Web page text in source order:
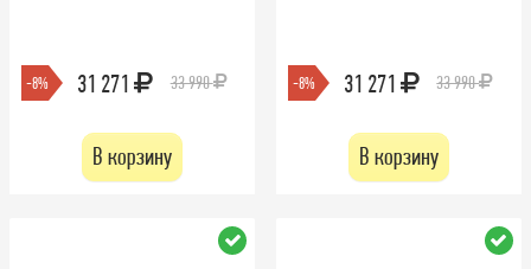
-8% 31 271 33 990
В корзину
-8% 31 271 33 990
В корзину